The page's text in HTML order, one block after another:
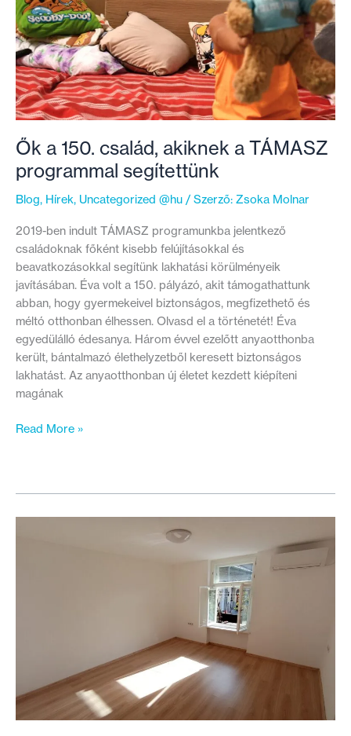
Ők a 150. család, akiknek a TÁMASZ
programmal segítettünk
Blog, Hírek, Uncategorized @hu / Szerző: Zsoka Molnar
2019-ben indult TÁMASZ programunkba jelentkező
családoknak főként kisebb felújításokkal és
beavatkozásokkal segítünk lakhatási körülményeik
javításában. Éva volt a 150. pályázó, akit támogathattunk
abban, hogy gyermekeivel biztonságos, megfizethető és
méltó otthonban élhessen. Olvasd el a történetét! Éva
egyedülálló édesanya. Három évvel ezelőtt anyaotthonba
került, bántalmazó élethelyzetből keresett biztonságos
lakhatást. Az anyaotthonban új életet kezdett kiépíteni
magának
Ők
a
Read More »